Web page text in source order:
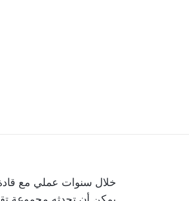
خلال سنوات عملي مع